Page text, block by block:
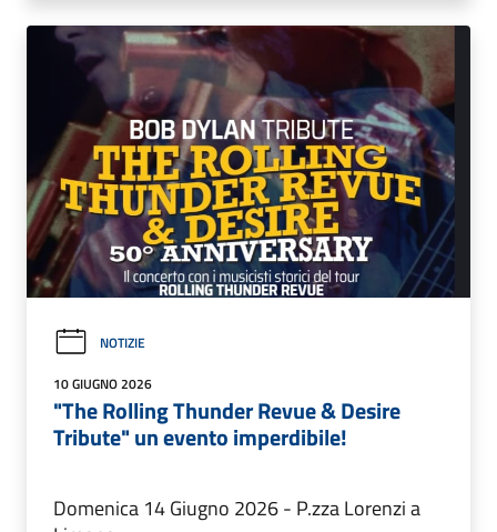
NOTIZIE
10 GIUGNO 2026
"The Rolling Thunder Revue & Desire
Tribute" un evento imperdibile!
Domenica 14 Giugno 2026 - P.zza Lorenzi a